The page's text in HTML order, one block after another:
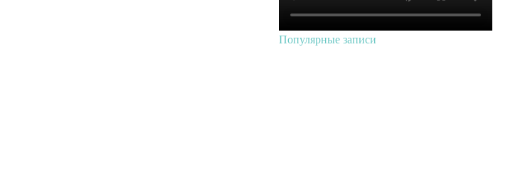
Популярные записи